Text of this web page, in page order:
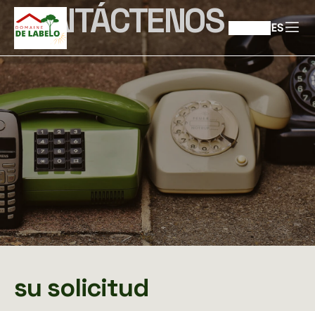
ES
CONTÁCTENOS
su solicitud